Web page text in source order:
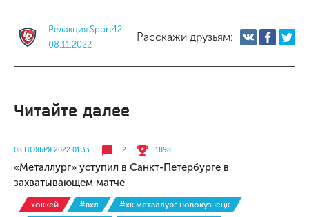
Редакция Sport42
08.11.2022
Расскажи друзьям:
Читайте далее
08 НОЯБРЯ 2022 01:33 2 1898
«Металлург» уступил в Санкт-Петербурге в
захватывающем матче
хоккей #вхл
#хк металлург новокузнецк